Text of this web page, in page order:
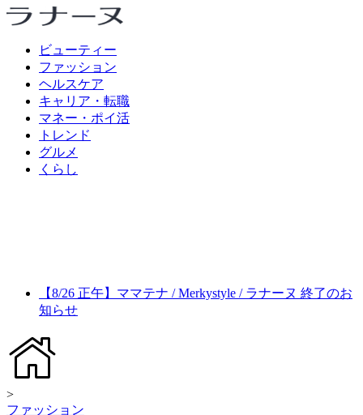
ビューティー
ファッション
ヘルスケア
キャリア・転職
マネー・ポイ活
トレンド
グルメ
くらし
【8/26 正午】ママテナ / Merkystyle / ラナーヌ 終了のお
知らせ
>
ファッション